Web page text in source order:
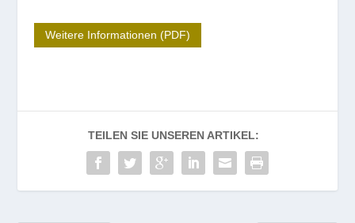
Weitere Informationen (PDF)
TEILEN SIE UNSEREN ARTIKEL: